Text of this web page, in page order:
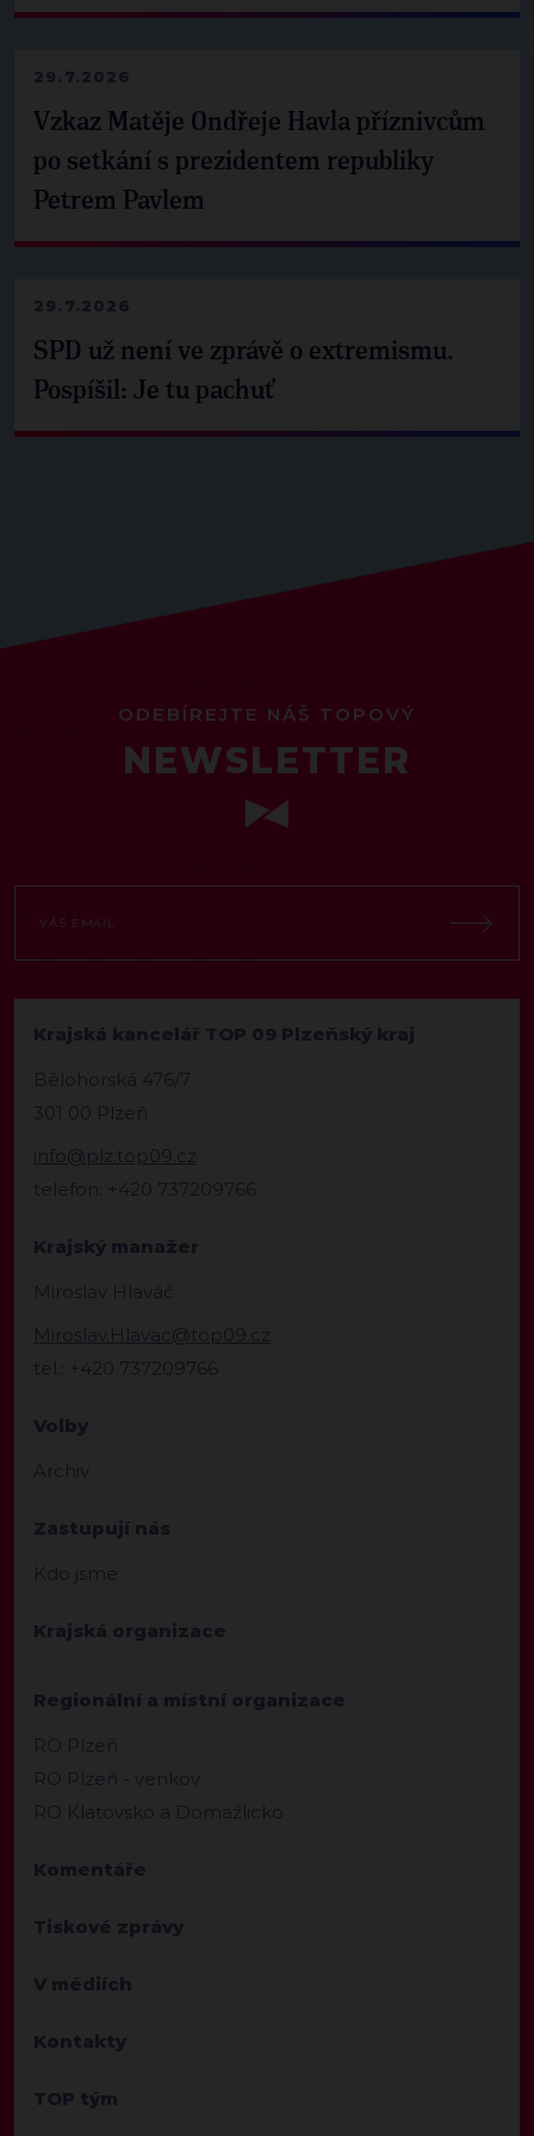
29.7.2026
Vzkaz Matěje Ondřeje Havla příznivcům
po setkání s prezidentem republiky
Petrem Pavlem
29.7.2026
SPD už není ve zprávě o extremismu.
Pospíšil: Je tu pachuť
ODEBÍREJTE NÁŠ TOPOVÝ
NEWSLETTER
Krajská kancelář TOP 09 Plzeňský kraj
Bělohorská 476/7
301 00 Plzeň
info@plz.top09.cz
telefon: +420 737209766
Krajský manažer
Miroslav Hlaváč
Miroslav.Hlavac@top09.cz
tel.: +420 737209766
Volby
Archiv
Zastupují nás
Kdo jsme
Krajská organizace
Regionální a místní organizace
RO Plzeň
RO Plzeň - venkov
RO Klatovsko a Domažlicko
Komentáře
Tiskové zprávy
V médiích
Kontakty
TOP tým